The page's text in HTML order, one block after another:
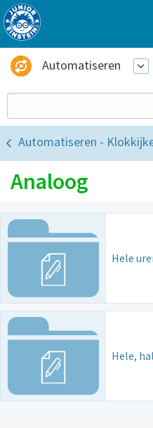
Automatiseren
Automatiseren -
Analoog
Hele
Hele,